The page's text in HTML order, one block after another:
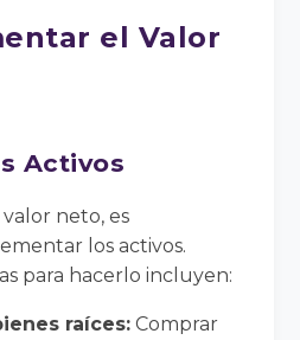
el Valor
Activos
neto, es
los activos.
para hacerlo incluyen:
raíces: Comprar